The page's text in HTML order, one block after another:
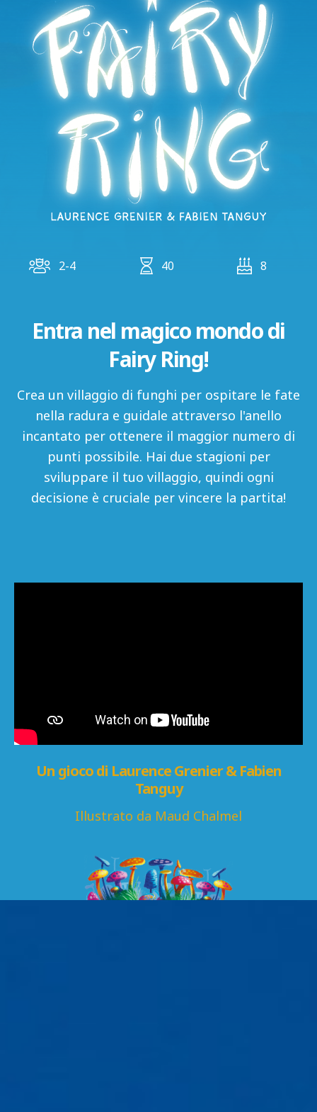
2-4 40 8
Entra nel magico mondo di
Fairy Ring!
Crea un villaggio di funghi per ospitare le fate
nella radura e guidale attraverso l'anello
incantato per ottenere il maggior numero di
punti possibile. Hai due stagioni per
sviluppare il tuo villaggio, quindi ogni
decisione è cruciale per vincere la partita!
Un gioco di Laurence Grenier & Fabien
Tanguy
Illustrato da Maud Chalmel